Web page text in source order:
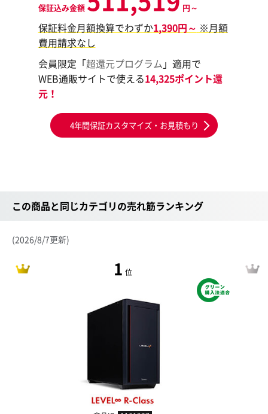
保証込み金額 円～
保証料金月額換算でわずか1,390円～ ※月額
費用請求なし
会員限定「超還元プログラム 」適用で
WEB通販サイトで使える14,325ポイント還
元！
4年間保証カスタマイズ・お見積もり
この商品と同じカテゴリの売れ筋ランキング
(2026/8/7更新)
1 位